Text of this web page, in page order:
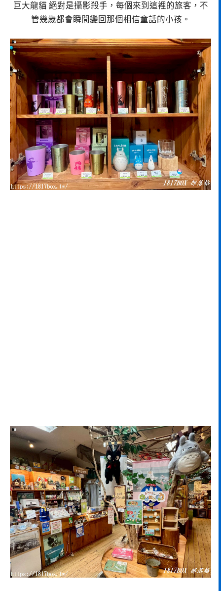
巨大龍貓 絕對是攝影殺手，每個來到這裡的旅客，不
管幾歲都會瞬間變回那個相信童話的小孩。